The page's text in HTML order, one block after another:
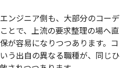
ンジニア側も、大部分のコーデ
とで、上流の要求整理の場へ直
が容易になりつつあります。コ
う出自の異なる職種が、同じひ